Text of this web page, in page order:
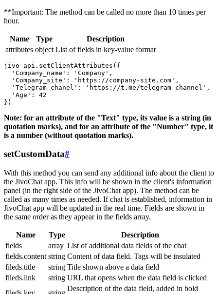
**Important: The method can be called no more than 10 times per
hour.
Name Type
Description
attributes object List of fields in key-value format
jivo_api.setClientAttributes({
  'Company_name': 'Company',
  'Company_site': 'https://company-site.com',
  'Telegram_chanel': 'https://t.me/telegram-channel',
  'Age': 42
Note: for an attribute of the "Text" type, its value is a string (in
quotation marks), and for an attribute of the "Number" type, it
is a number (without quotation marks).
setCustomData#
With this method you can send any additional info about the client to
the JivoChat app. This info will be shown in the client's information
panel (in the right side of the JivoChat app). The method can be
called as many times as needed. If chat is established, information in
JivoChat app will be updated in the real time. Fields are shown in
the same order as they appear in the fields array.
Name Type
Description
fields
array List of additional data fields of the chat
fields.content string Content of data field. Tags will be insulated
fileds.title
string Title shown above a data field
fileds.link
string URL that opens when the data field is clicked
Description of the data field, added in bold